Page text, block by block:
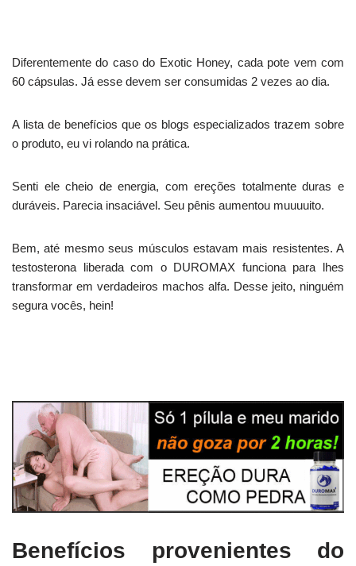
Diferentemente do caso do Exotic Honey, cada pote vem com
60 cápsulas. Já esse devem ser consumidas 2 vezes ao dia.
A lista de benefícios que os blogs especializados trazem sobre
o produto, eu vi rolando na prática.
Senti ele cheio de energia, com ereções totalmente duras e
duráveis. Parecia insaciável. Seu pênis aumentou muuuuito.
Bem, até mesmo seus músculos estavam mais resistentes. A
testosterona liberada com o DUROMAX funciona para lhes
transformar em verdadeiros machos alfa. Desse jeito, ninguém
segura vocês, hein!
Benefícios provenientes do